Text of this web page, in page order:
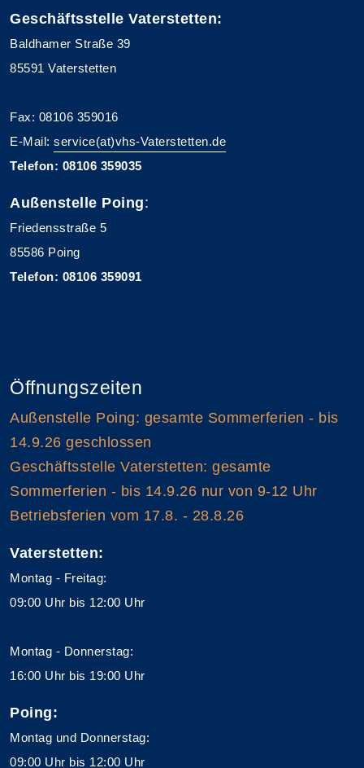
Geschäftsstelle Vaterstetten:
Baldhamer Straße 39
85591 Vaterstetten
Fax: 08106 359016
E-Mail: service(at)vhs-Vaterstetten.de
Telefon: 08106 359035
Außenstelle Poing:
Friedensstraße 5
85586 Poing
Telefon: 08106 359091
Öffnungszeiten
Außenstelle Poing: gesamte Sommerferien - bis
14.9.26 geschlossen
Geschäftsstelle Vaterstetten: gesamte
Sommerferien - bis 14.9.26 nur von 9-12 Uhr
Betriebsferien vom 17.8. - 28.8.26
Vaterstetten:
Montag - Freitag:
09:00 Uhr bis 12:00 Uhr
Montag - Donnerstag:
16:00 Uhr bis 19:00 Uhr
Poing:
Montag und Donnerstag:
09:00 Uhr bis 12:00 Uhr